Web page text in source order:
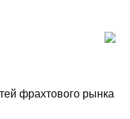
фрахтового рынка